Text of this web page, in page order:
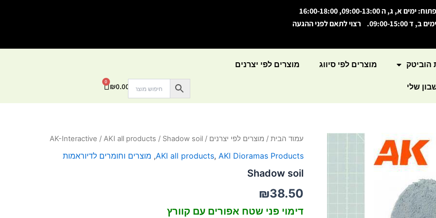
פתוח: ימים א, ג, ה 09:00-13:00, 16:00-18:00
ימים ב, ד 09:00-15:00. רצוי לתאם לפני ההגעה
הוביטק מוצרים לפי סיווג מוצרים לפי יצרנים
שלי ₪0.00
0
עגלת
עמוד הבית / מוצרים לפי יצרנים /
AK-Interactive / AKI all products / Shadow soil
AKI all products, AKI Dioramas Products
, מוצרים וחומרים לדיוראמות
Shadow soil
₪38.50
דימוי פני שטח אפורים עם קוורץ
כמות
Shadow